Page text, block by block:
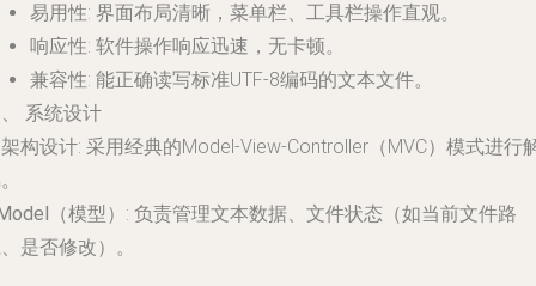
易用性: 界面布局清晰，菜单栏、工具栏操作直观。
响应性: 软件操作响应迅速，无卡顿。
兼容性: 能正确读写标准UTF-8编码的文本文件。
系统设计
架构设计: 采用经典的Model-View-Controller（MVC）模式进行
（模型） : 负责管理文本数据、文件状态（如当前文件路
是否修改）。